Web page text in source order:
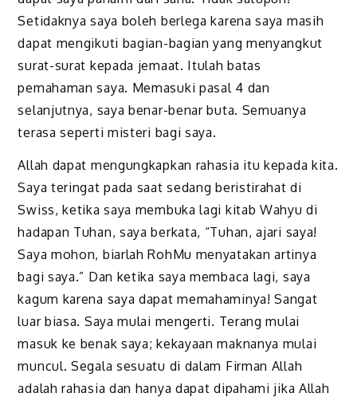
Setidaknya saya boleh berlega karena saya masih
dapat mengikuti bagian-bagian yang menyangkut
surat-surat kepada jemaat. Itulah batas
pemahaman saya. Memasuki pasal 4 dan
selanjutnya, saya benar-benar buta. Semuanya
terasa seperti misteri bagi saya.
Allah dapat mengungkapkan rahasia itu kepada kita.
Saya teringat pada saat sedang beristirahat di
Swiss, ketika saya membuka lagi kitab Wahyu di
hadapan Tuhan, saya berkata, “Tuhan, ajari saya!
Saya mohon, biarlah RohMu menyatakan artinya
bagi saya.” Dan ketika saya membaca lagi, saya
kagum karena saya dapat memahaminya! Sangat
luar biasa. Saya mulai mengerti. Terang mulai
masuk ke benak saya; kekayaan maknanya mulai
muncul. Segala sesuatu di dalam Firman Allah
adalah rahasia dan hanya dapat dipahami jika Allah